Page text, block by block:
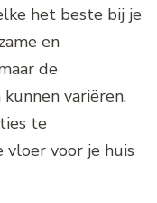
het beste bij je
en
de
variëren.
te
vloer voor je huis